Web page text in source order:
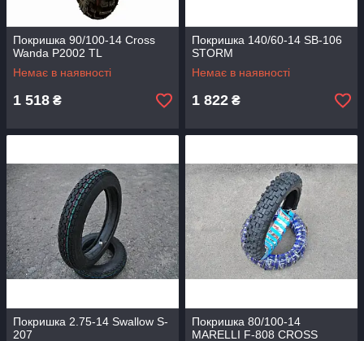
Покришка 90/100-14 Cross
Wanda P2002 TL
Немає в наявності
1 518 ₴
Покришка 140/60-14 SB-106
STORM
Немає в наявності
1 822 ₴
Покришка 2.75-14 Swallow S-
207
Покришка 80/100-14
MARELLI F-808 CROSS